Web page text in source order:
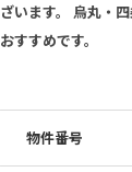
ざいます。 烏丸・
おすすめです。
物件番号